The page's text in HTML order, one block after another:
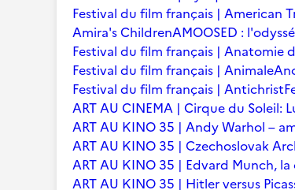
Festival du film français | American
Amira's ChildrenAMOOSED :
Festival du film français | Anatomie
Festival du film français | Animale
Festival du film français | Antichrist
ART AU CINEMA | Cirque du Soleil:
ART AU KINO 35 | Andy Warhol –
ART AU KINO 35 | Czechoslovak
ART AU KINO 35 | Edvard Munch, la
ART AU KINO 35 | Hitler versus